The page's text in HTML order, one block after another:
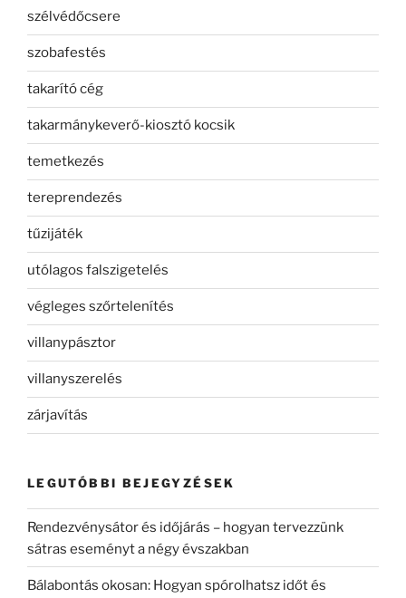
szélvédőcsere
szobafestés
takarító cég
takarmánykeverő-kiosztó kocsik
temetkezés
tereprendezés
tűzijáték
utólagos falszigetelés
végleges szőrtelenítés
villanypásztor
villanyszerelés
zárjavítás
LEGUTÓBBI BEJEGYZÉSEK
Rendezvénysátor és időjárás – hogyan tervezzünk
sátras eseményt a négy évszakban
Bálabontás okosan: Hogyan spórolhatsz időt és